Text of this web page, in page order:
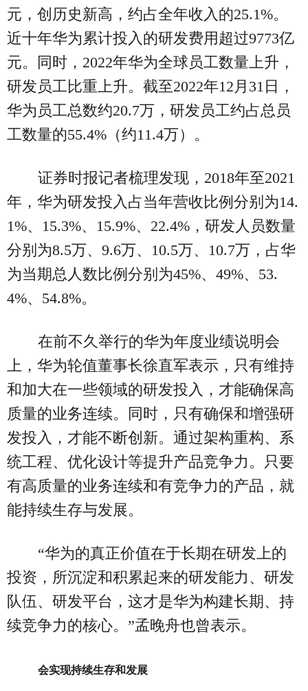
元，创历史新高，约占全年收入的25.1%。
近十年华为累计投入的研发费用超过9773亿
元。同时，2022年华为全球员工数量上升，
研发员工比重上升。截至2022年12月31日，
华为员工总数约20.7万，研发员工约占总员
工数量的55.4%（约11.4万）。
证券时报记者梳理发现，2018年至2021
年，华为研发投入占当年营收比例分别为14.
1%、15.3%、15.9%、22.4%，研发人员数量
分别为8.5万、9.6万、10.5万、10.7万，占华
为当期总人数比例分别为45%、49%、53.
4%、54.8%。
在前不久举行的华为年度业绩说明会
上，华为轮值董事长徐直军表示，只有维持
和加大在一些领域的研发投入，才能确保高
质量的业务连续。同时，只有确保和增强研
发投入，才能不断创新。通过架构重构、系
统工程、优化设计等提升产品竞争力。只要
有高质量的业务连续和有竞争力的产品，就
能持续生存与发展。
“华为的真正价值在于长期在研发上的
投资，所沉淀和积累起来的研发能力、研发
队伍、研发平台，这才是华为构建长期、持
续竞争力的核心。”孟晚舟也曾表示。
会实现持续生存和发展